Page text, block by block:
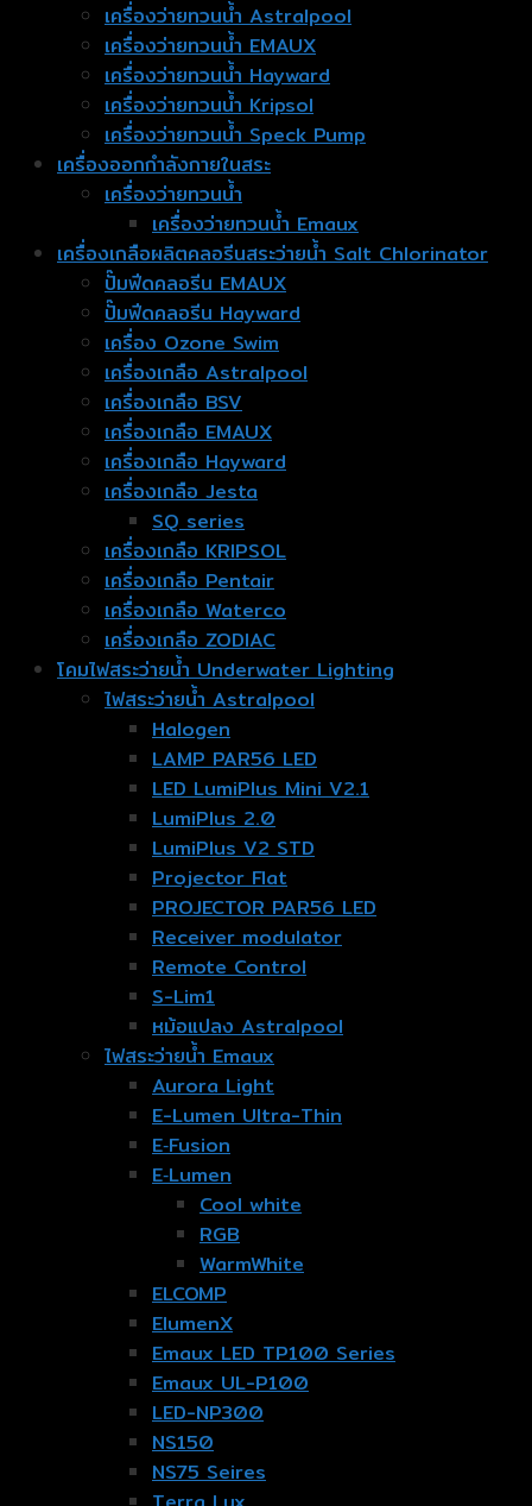
เครื่องว่ายทวนน้ำ Astralpool
เครื่องว่ายทวนน้ำ EMAUX
เครื่องว่ายทวนน้ำ Hayward
เครื่องว่ายทวนน้ำ Kripsol
เครื่องว่ายทวนน้ำ Speck Pump
เครื่องออกกำลังกายในสระ
เครื่องว่ายทวนน้ำ
เครื่องว่ายทวนน้ำ Emaux
เครื่องเกลือผลิตคลอรีนสระว่ายน้ำ Salt Chlorinator
ปั๊มฟีดคลอรีน EMAUX
ปั๊มฟีดคลอรีน Hayward
เครื่อง Ozone Swim
เครื่องเกลือ Astralpool
เครื่องเกลือ BSV
เครื่องเกลือ EMAUX
เครื่องเกลือ Hayward
เครื่องเกลือ Jesta
SQ series
เครื่องเกลือ KRIPSOL
เครื่องเกลือ Pentair
เครื่องเกลือ Waterco
เครื่องเกลือ ZODIAC
โคมไฟสระว่ายน้ำ Underwater Lighting
ไฟสระว่ายน้ำ Astralpool
Halogen
LAMP PAR56 LED
LED LumiPlus Mini V2.1
LumiPlus 2.0
LumiPlus V2 STD
Projector Flat
PROJECTOR PAR56 LED
Receiver modulator
Remote Control
S-Lim1
หม้อแปลง Astralpool
ไฟสระว่ายน้ำ Emaux
Aurora Light
E-Lumen Ultra-Thin
E‐Fusion
E‐Lumen
Cool white
RGB
WarmWhite
ELCOMP
ElumenX
Emaux LED TP100 Series
Emaux UL-P100
LED-NP300
NS150
NS75 Seires